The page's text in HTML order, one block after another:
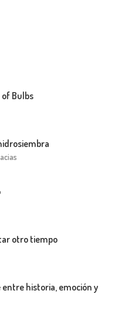
Bulbs
otro tiempo
historia, emoción y